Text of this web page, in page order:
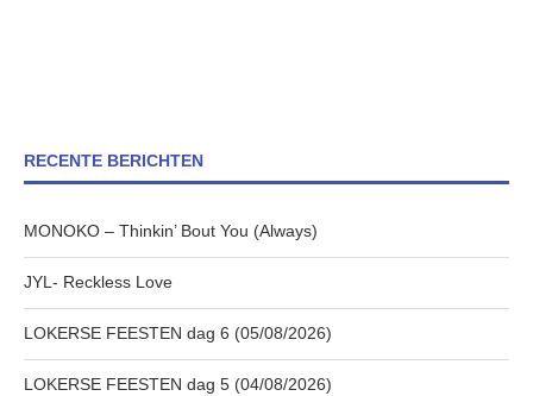
RECENTE BERICHTEN
MONOKO – Thinkin’ Bout You (Always)
JYL- Reckless Love
LOKERSE FEESTEN dag 6 (05/08/2026)
LOKERSE FEESTEN dag 5 (04/08/2026)